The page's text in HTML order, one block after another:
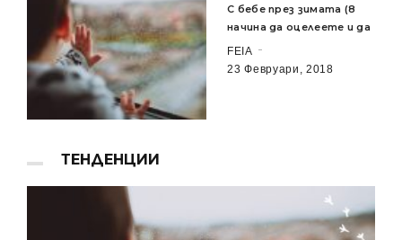
С бебе през зимата (8
начина да оцелеете и да
FEIA
23 Февруари, 2018
ТЕНДЕНЦИИ